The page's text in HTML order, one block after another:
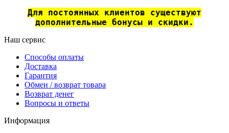
Для постоянных клиентов существуют
дополнительные бонусы и скидки.
Наш сервис
Способы оплаты
Доставка
Гарантия
Обмен / возврат товара
Возврат денег
Вопросы и ответы
Информация